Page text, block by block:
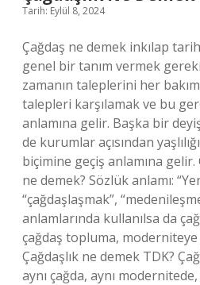
Tarih: Eylül 8, 2024
Çağdaş ne demek inkılap
genel bir tanım vermek
zamanın taleplerini her
talepleri karşılamak ve bu
anlamına gelir. Başka bir
de kurumlar açısından
biçimine geçiş anlamına gelir.
ne demek? Sözlük anlamı:
“çağdaşlaşmak”,
anlamlarında kullanılsa da
çağdaş topluma,
Çağdaşlık ne demek TDK?
aynı çağda, aynı